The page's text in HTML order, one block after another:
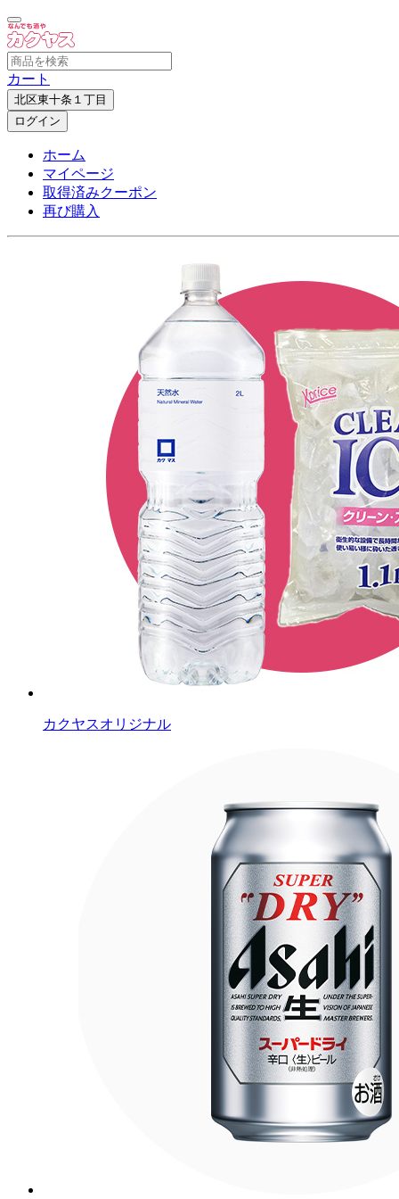
カート
北区東十条１丁目
ログイン
ホーム
マイページ
取得済みクーポン
再び購入
カクヤスオリジナル